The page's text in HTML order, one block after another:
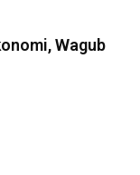
Wagub